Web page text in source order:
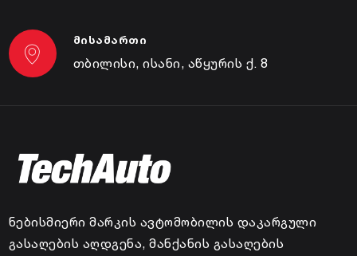
მისამართი
თბილისი, ისანი, აწყურის ქ. 8
ნებისმიერი მარკის ავტომობილის დაკარგული
გასაღების აღდგენა, მანქანის გასაღების